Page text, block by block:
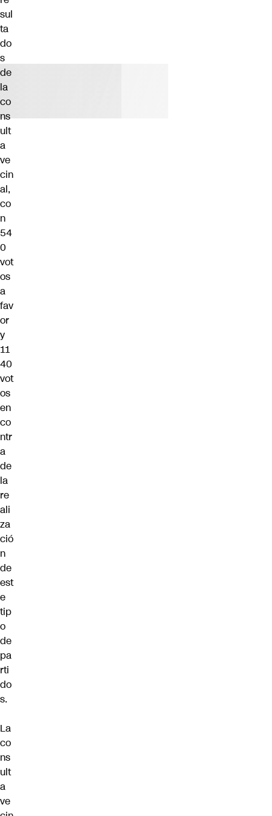
sul
ta
do
s
de
la
co
ns
ult
a
ve
cin
al,
co
n
54
0
vot
os
a
fav
or
y
11
40
vot
os
en
co
ntr
a
de
la
re
ali
za
ció
n
de
est
e
tip
o
de
pa
rti
do
s.
La
co
ns
ult
a
ve